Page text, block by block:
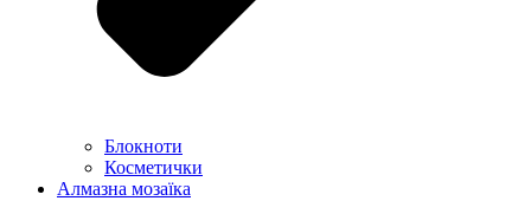
Блокноти
Косметички
Алмазна мозаїка